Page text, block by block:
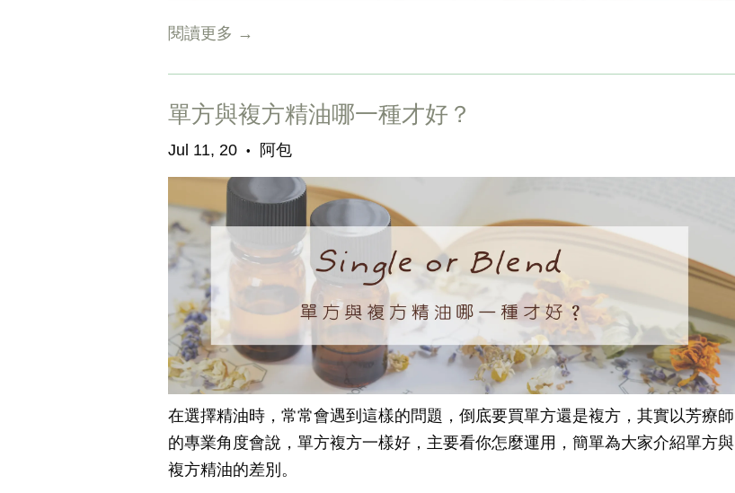
閱讀更多 →
單方與複方精油哪一種才好？
Jul 11, 20 • 阿包
在選擇精油時，常常會遇到這樣的問題，倒底要買單方還是複方，其實以芳療師
的專業角度會說，單方複方一樣好，主要看你怎麼運用，簡單為大家介紹單方與
複方精油的差別。